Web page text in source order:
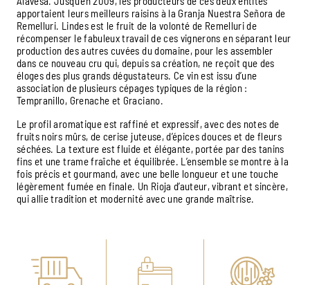
apportaient leurs meilleurs raisins à la Granja Nuestra Señora de
Remelluri. Lindes est le fruit de la volonté de Remelluri de
récompenser le fabuleux travail de ces vignerons en séparant leur
production des autres cuvées du domaine, pour les assembler
dans ce nouveau cru qui, depuis sa création, ne reçoit que des
éloges des plus grands dégustateurs. Ce vin est issu d’une
association de plusieurs cépages typiques de la région :
Tempranillo, Grenache et Graciano.
Le profil aromatique est raffiné et expressif, avec des notes de
fruits noirs mûrs, de cerise juteuse, d’épices douces et de fleurs
séchées. La texture est fluide et élégante, portée par des tanins
fins et une trame fraîche et équilibrée. L’ensemble se montre à la
fois précis et gourmand, avec une belle longueur et une touche
légèrement fumée en finale. Un Rioja d’auteur, vibrant et sincère,
qui allie tradition et modernité avec une grande maîtrise.